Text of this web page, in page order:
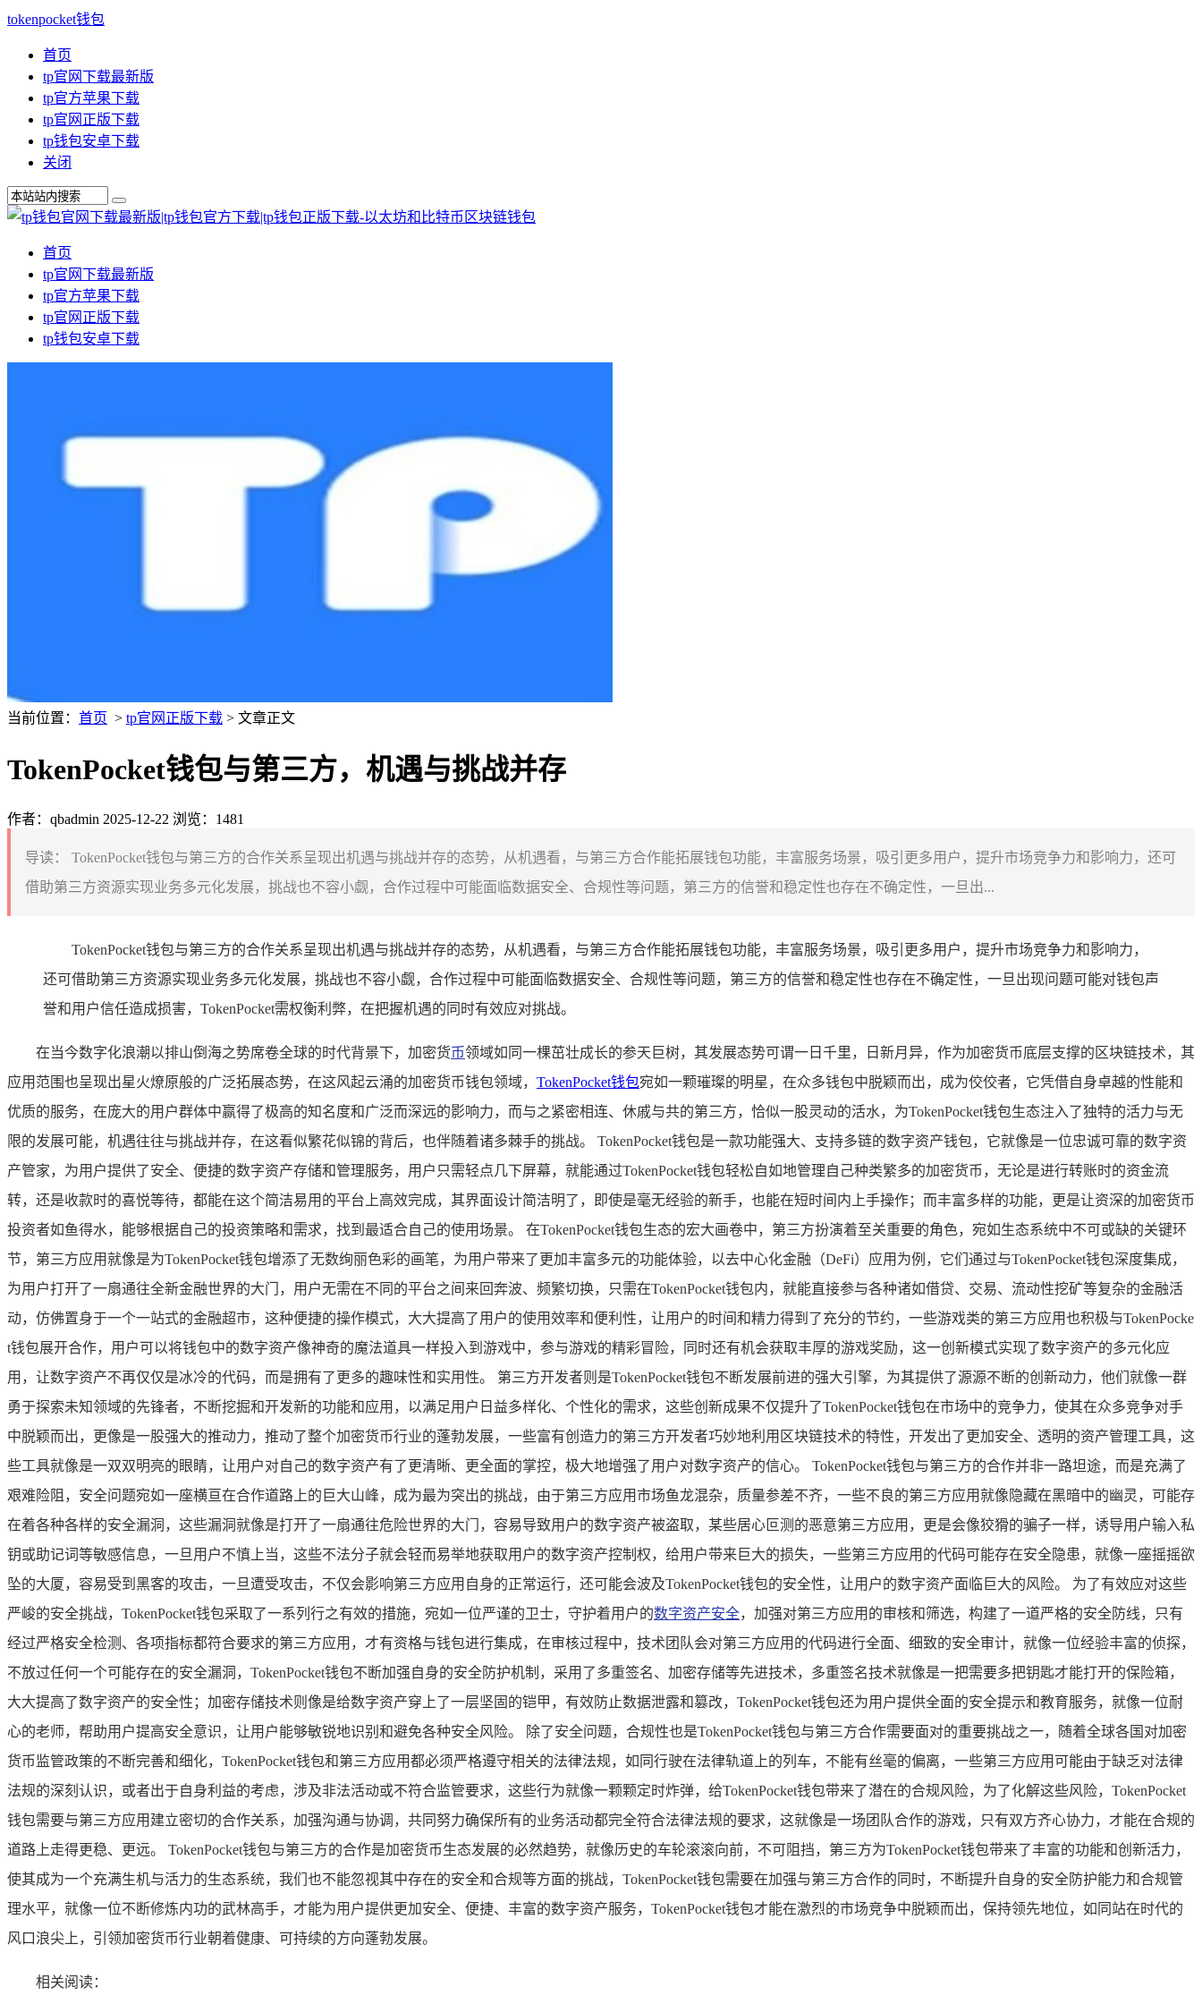
tokenpocket钱包
首页
tp官网下载最新版
tp官方苹果下载
tp官网正版下载
tp钱包安卓下载
关闭
首页
tp官网下载最新版
tp官方苹果下载
tp官网正版下载
tp钱包安卓下载
当前位置： 首页 > tp官网正版下载 > 文章正文
TokenPocket钱包与第三方，机遇与挑战并存
作者：qbadmin 2025-12-22 浏览：1481
导读：
TokenPocket钱包与第三方的合作关系呈现出机遇与挑战并存的态势，从机遇看，与第三方合作能拓展钱包功能，丰富服务场景，吸引更多用户，提升市场竞争力和影响力，还可
借助第三方资源实现业务多元化发展，挑战也不容小觑，合作过程中可能面临数据安全、合规性等问题，第三方的信誉和稳定性也存在不确定性，一旦出...
TokenPocket钱包与第三方的合作关系呈现出机遇与挑战并存的态势，从机遇看，与第三方合作能拓展钱包功能，丰富服务场景，吸引更多用户，提升市场竞争力和影响力，
还可借助第三方资源实现业务多元化发展，挑战也不容小觑，合作过程中可能面临数据安全、合规性等问题，第三方的信誉和稳定性也存在不确定性，一旦出现问题可能对钱包声
誉和用户信任造成损害，TokenPocket需权衡利弊，在把握机遇的同时有效应对挑战。
在当今数字化浪潮以排山倒海之势席卷全球的时代背景下，加密货币领域如同一棵茁壮成长的参天巨树，其发展态势可谓一日千里，日新月异，作为加密货币底层支撑的区块链技术，其
应用范围也呈现出星火燎原般的广泛拓展态势，在这风起云涌的加密货币钱包领域， TokenPocket钱包宛如一颗璀璨的明星，在众多钱包中脱颖而出，成为佼佼者，它凭借自身卓越的性能和
优质的服务，在庞大的用户群体中赢得了极高的知名度和广泛而深远的影响力，而与之紧密相连、休戚与共的第三方，恰似一股灵动的活水，为TokenPocket钱包生态注入了独特的活力与无
限的发展可能，机遇往往与挑战并存，在这看似繁花似锦的背后，也伴随着诸多棘手的挑战。 TokenPocket钱包是一款功能强大、支持多链的数字资产钱包，它就像是一位忠诚可靠的数字资
产管家，为用户提供了安全、便捷的数字资产存储和管理服务，用户只需轻点几下屏幕，就能通过TokenPocket钱包轻松自如地管理自己种类繁多的加密货币，无论是进行转账时的资金流
转，还是收款时的喜悦等待，都能在这个简洁易用的平台上高效完成，其界面设计简洁明了，即使是毫无经验的新手，也能在短时间内上手操作；而丰富多样的功能，更是让资深的加密货币
投资者如鱼得水，能够根据自己的投资策略和需求，找到最适合自己的使用场景。 在TokenPocket钱包生态的宏大画卷中，第三方扮演着至关重要的角色，宛如生态系统中不可或缺的关键环
节，第三方应用就像是为TokenPocket钱包增添了无数绚丽色彩的画笔，为用户带来了更加丰富多元的功能体验，以去中心化金融（DeFi）应用为例，它们通过与TokenPocket钱包深度集成，
为用户打开了一扇通往全新金融世界的大门，用户无需在不同的平台之间来回奔波、频繁切换，只需在TokenPocket钱包内，就能直接参与各种诸如借贷、交易、流动性挖矿等复杂的金融活
动，仿佛置身于一个一站式的金融超市，这种便捷的操作模式，大大提高了用户的使用效率和便利性，让用户的时间和精力得到了充分的节约，一些游戏类的第三方应用也积极与TokenPocke
t钱包展开合作，用户可以将钱包中的数字资产像神奇的魔法道具一样投入到游戏中，参与游戏的精彩冒险，同时还有机会获取丰厚的游戏奖励，这一创新模式实现了数字资产的多元化应
用，让数字资产不再仅仅是冰冷的代码，而是拥有了更多的趣味性和实用性。 第三方开发者则是TokenPocket钱包不断发展前进的强大引擎，为其提供了源源不断的创新动力，他们就像一群
勇于探索未知领域的先锋者，不断挖掘和开发新的功能和应用，以满足用户日益多样化、个性化的需求，这些创新成果不仅提升了TokenPocket钱包在市场中的竞争力，使其在众多竞争对手
中脱颖而出，更像是一股强大的推动力，推动了整个加密货币行业的蓬勃发展，一些富有创造力的第三方开发者巧妙地利用区块链技术的特性，开发出了更加安全、透明的资产管理工具，这
些工具就像是一双双明亮的眼睛，让用户对自己的数字资产有了更清晰、更全面的掌控，极大地增强了用户对数字资产的信心。 TokenPocket钱包与第三方的合作并非一路坦途，而是充满了
艰难险阻，安全问题宛如一座横亘在合作道路上的巨大山峰，成为最为突出的挑战，由于第三方应用市场鱼龙混杂，质量参差不齐，一些不良的第三方应用就像隐藏在黑暗中的幽灵，可能存
在着各种各样的安全漏洞，这些漏洞就像是打开了一扇通往危险世界的大门，容易导致用户的数字资产被盗取，某些居心叵测的恶意第三方应用，更是会像狡猾的骗子一样，诱导用户输入私
钥或助记词等敏感信息，一旦用户不慎上当，这些不法分子就会轻而易举地获取用户的数字资产控制权，给用户带来巨大的损失，一些第三方应用的代码可能存在安全隐患，就像一座摇摇欲
坠的大厦，容易受到黑客的攻击，一旦遭受攻击，不仅会影响第三方应用自身的正常运行，还可能会波及TokenPocket钱包的安全性，让用户的数字资产面临巨大的风险。 为了有效应对这些
严峻的安全挑战，TokenPocket钱包采取了一系列行之有效的措施，宛如一位严谨的卫士，守护着用户的数字资产安全，加强对第三方应用的审核和筛选，构建了一道严格的安全防线，只有
经过严格安全检测、各项指标都符合要求的第三方应用，才有资格与钱包进行集成，在审核过程中，技术团队会对第三方应用的代码进行全面、细致的安全审计，就像一位经验丰富的侦探，
不放过任何一个可能存在的安全漏洞，TokenPocket钱包不断加强自身的安全防护机制，采用了多重签名、加密存储等先进技术，多重签名技术就像是一把需要多把钥匙才能打开的保险箱，
大大提高了数字资产的安全性；加密存储技术则像是给数字资产穿上了一层坚固的铠甲，有效防止数据泄露和篡改，TokenPocket钱包还为用户提供全面的安全提示和教育服务，就像一位耐
心的老师，帮助用户提高安全意识，让用户能够敏锐地识别和避免各种安全风险。 除了安全问题，合规性也是TokenPocket钱包与第三方合作需要面对的重要挑战之一，随着全球各国对加密
货币监管政策的不断完善和细化，TokenPocket钱包和第三方应用都必须严格遵守相关的法律法规，如同行驶在法律轨道上的列车，不能有丝毫的偏离，一些第三方应用可能由于缺乏对法律
法规的深刻认识，或者出于自身利益的考虑，涉及非法活动或不符合监管要求，这些行为就像一颗颗定时炸弹，给TokenPocket钱包带来了潜在的合规风险，为了化解这些风险，TokenPocket
钱包需要与第三方应用建立密切的合作关系，加强沟通与协调，共同努力确保所有的业务活动都完全符合法律法规的要求，这就像是一场团队合作的游戏，只有双方齐心协力，才能在合规的
道路上走得更稳、更远。 TokenPocket钱包与第三方的合作是加密货币生态发展的必然趋势，就像历史的车轮滚滚向前，不可阻挡，第三方为TokenPocket钱包带来了丰富的功能和创新活力，
使其成为一个充满生机与活力的生态系统，我们也不能忽视其中存在的安全和合规等方面的挑战，TokenPocket钱包需要在加强与第三方合作的同时，不断提升自身的安全防护能力和合规管
理水平，就像一位不断修炼内功的武林高手，才能为用户提供更加安全、便捷、丰富的数字资产服务，TokenPocket钱包才能在激烈的市场竞争中脱颖而出，保持领先地位，如同站在时代的
风口浪尖上，引领加密货币行业朝着健康、可持续的方向蓬勃发展。
相关阅读：